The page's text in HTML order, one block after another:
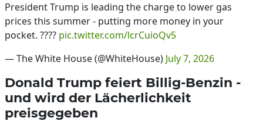
President Trump is leading the charge to lower gas
prices this summer - putting more money in your
pocket. ???? pic.twitter.com/lcrCuioQv5
— The White House (@WhiteHouse) July 7, 2026
Donald Trump feiert Billig-Benzin -
und wird der Lächerlichkeit
preisgegeben